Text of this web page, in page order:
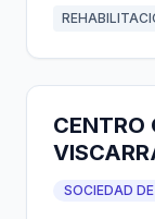
CENTRO
SOCIEDAD